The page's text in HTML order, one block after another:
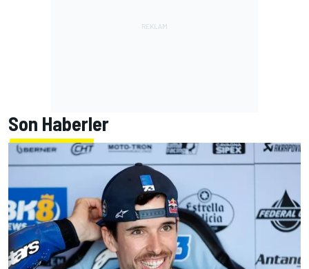
Son Haberler